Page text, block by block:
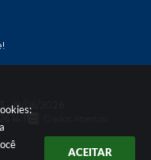
ACEITAR
- 19/06/2026